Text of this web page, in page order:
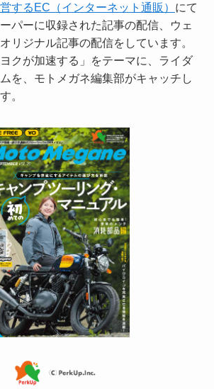
するEC（インターネット通販） にて
パーに収録された記事の配信、ウェ
リジナル記事の配信をしています。
ヨクが加速する」をテーマに、ライダ
を、モトメガネ編集部がキャッチし
。